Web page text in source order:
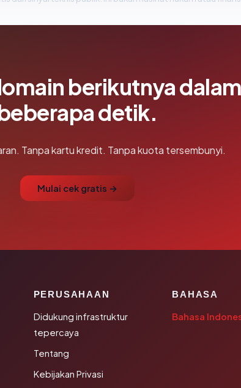
berikutnya dalam
detik.
Tanpa kartu kredit. Tanpa kuota tersembunyi.
Mulai cek gratis →
PERUSAHAAN
Didukung infrastruktur
tepercaya
Tentang
Kebijakan Privasi
BAHASA
Bahasa